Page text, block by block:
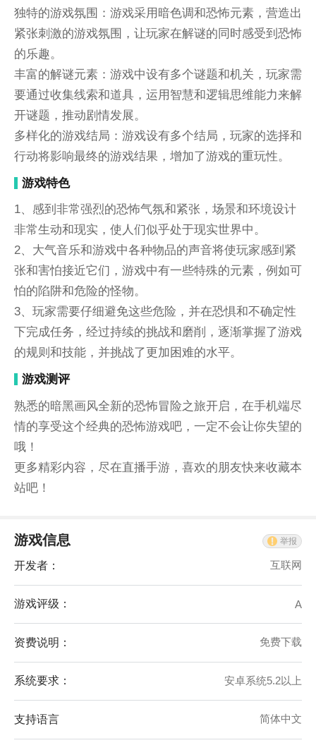
独特的游戏氛围：游戏采用暗色调和恐怖元素，营造出
紧张刺激的游戏氛围，让玩家在解谜的同时感受到恐怖
的乐趣。
丰富的解谜元素：游戏中设有多个谜题和机关，玩家需
要通过收集线索和道具，运用智慧和逻辑思维能力来解
开谜题，推动剧情发展。
多样化的游戏结局：游戏设有多个结局，玩家的选择和
行动将影响最终的游戏结果，增加了游戏的重玩性。
游戏特色
1、感到非常强烈的恐怖气氛和紧张，场景和环境设计
非常生动和现实，使人们似乎处于现实世界中。
2、大气音乐和游戏中各种物品的声音将使玩家感到紧
张和害怕接近它们，游戏中有一些特殊的元素，例如可
怕的陷阱和危险的怪物。
3、玩家需要仔细避免这些危险，并在恐惧和不确定性
下完成任务，经过持续的挑战和磨削，逐渐掌握了游戏
的规则和技能，并挑战了更加困难的水平。
游戏测评
熟悉的暗黑画风全新的恐怖冒险之旅开启，在手机端尽
情的享受这个经典的恐怖游戏吧，一定不会让你失望的
哦！
更多精彩内容，尽在直播手游，喜欢的朋友快来收藏本
站吧！
游戏信息 举报
开发者： 互联网
游戏评级： A
资费说明： 免费下载
系统要求： 安卓系统5.2以上
支持语言 简体中文